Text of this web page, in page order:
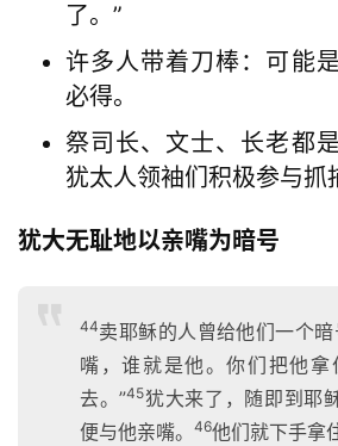
了。”
许多人带着刀棒：可能
必得。
祭司长、文士、长老都
犹太人领袖们积极参与抓
犹大无耻地以亲嘴为暗号
44卖耶稣的人曾给他们一个
嘴，谁就是他。你们把他
去。”45犹大来了，随即到耶
便与他亲嘴。
46他们就下手拿